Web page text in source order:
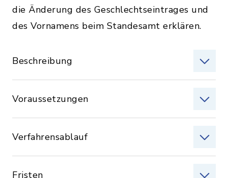
die Änderung des Geschlechtseintrages und
des Vornamens beim Standesamt erklären.
Beschreibung
Voraussetzungen
Verfahrensablauf
Fristen